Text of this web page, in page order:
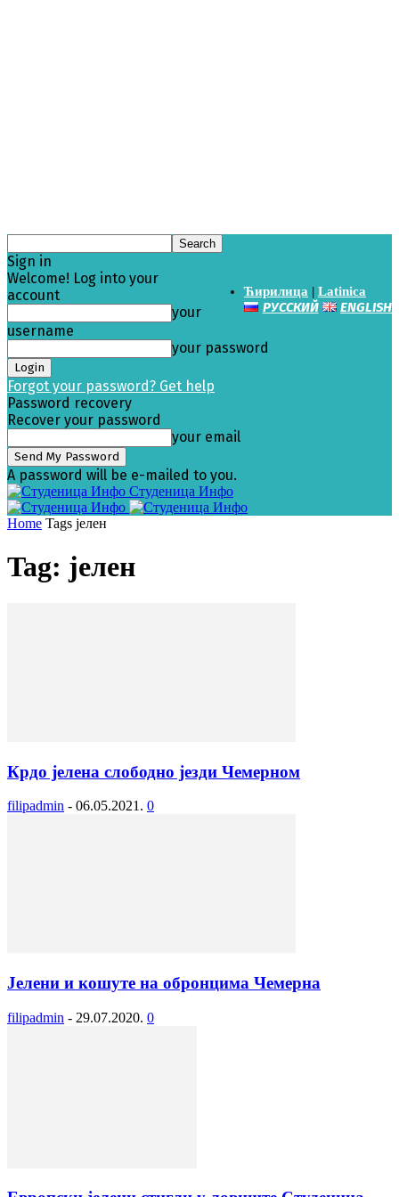
Ћирилица | Latinica
РУССКИЙ ENGLISH
Sign in
Welcome! Log into your
account
your
username
your password
Forgot your password? Get help
Password recovery
Recover your password
your email
A password will be e-mailed to you.
Студеница Инфо
Home Tags јелен
Tag: јелен
Крдо јелена слободно језди Чемерном
filipadmin - 06.05.2021. 0
Јелени и кошуте на обронцима Чемерна
filipadmin - 29.07.2020. 0